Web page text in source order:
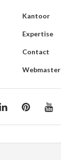
Kantoor
Expertise
Contact
Webmaster